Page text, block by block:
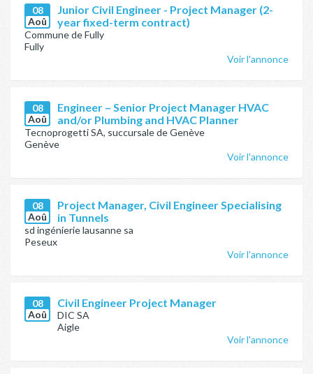
08
Aoû
Junior Civil Engineer - Project Manager (2-
year fixed-term contract)
Commune de Fully
Fully
Voir l'annonce
08
Aoû
Engineer – Senior Project Manager HVAC
and/or Plumbing and HVAC Planner
Tecnoprogetti SA, succursale de Genève
Genève
Voir l'annonce
08
Aoû
Project Manager, Civil Engineer Specialising
in Tunnels
sd ingénierie lausanne sa
Peseux
Voir l'annonce
08
Aoû
Civil Engineer Project Manager
DIC SA
Aigle
Voir l'annonce